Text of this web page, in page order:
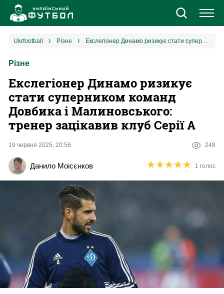
Новини
Єврокубки
УПЛ
Букмекери
Казино
ukrfootball різне Екслегіонер Динамо ризикує стати суперником команд Довбика і Малиновського: тренер зацікавив клуб Серії А
Різне
Екслегіонер Динамо ризикує
стати суперником команд
Довбика і Малиновського:
тренер зацікавив клуб Серії А
19 червня 2025, 20:56 248
Данило Моісєнков ★★★★★
★★★★★ 1 голос